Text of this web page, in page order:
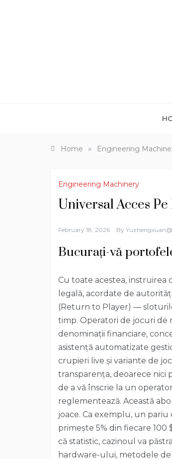
Home » Engineering
Engineering Machinery
Universal Acces
February 18, 2026 By
Bucurați-vă
Cu toate acestea, instruirea
legală, acordate de
(Return to Player) —
timp. Operatori de jocuri de
denominații financiare,
asistență automatizate
crupieri live și variante de
transparența, deoarece
de a vă înscrie la un
reglementează. Această
joace. Ca exemplu, un
primește 5% din fiecare
că statistic, cazinoul va
hardware-ului, metodele